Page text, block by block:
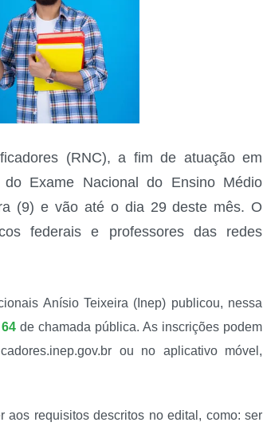
(RNC), a fim de atuação em
Exame Nacional do Ensino Médio
(9) e vão até o dia 29 deste mês. O
federais e professores das redes
Anísio Teixeira (Inep) publicou, nessa
de chamada pública. As inscrições podem
ou no aplicativo móvel,
aos requisitos descritos no edital, como: ser